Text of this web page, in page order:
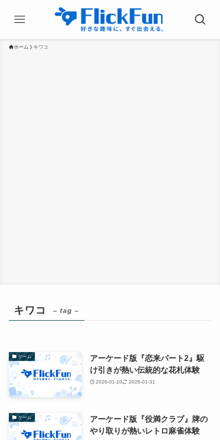
ホーム キワコ
キワコ – tag –
ゲーム
アーケード版『恋来パート2』駆
け引きが熱い伝統的な花札体験
2026-01-10 2026-01-31
ゲーム
アーケード版『役満クラブ』牌の
やり取りが熱いレトロ麻雀体験